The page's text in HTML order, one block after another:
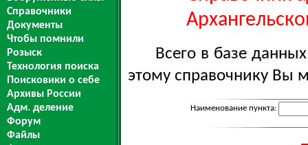
Справочники
Документы
Чтобы помнили
Розыск
Технология поиска
Поисковики о себе
Архивы России
Адм. деление
Форум
Файлы
Всего в базе
этому справочнику Вы
Наименование пункта: